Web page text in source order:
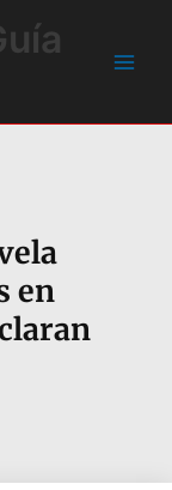
en